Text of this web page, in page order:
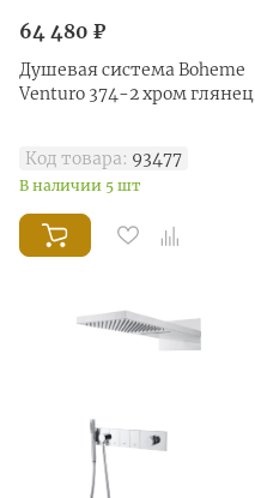
64 480 ₽
Душевая система Boheme
Venturo 374-2 хром глянец
Код товара: 93477
В наличии 5 шт